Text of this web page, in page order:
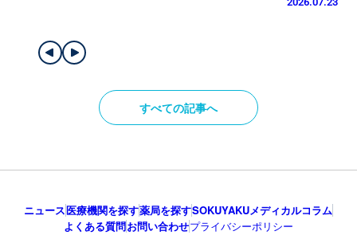
すべての記事へ
ニュース医療機関を探す薬局を探すSOKUYAKUメディカルコラム
よくある質問お問い合わせプライバシーポリシー